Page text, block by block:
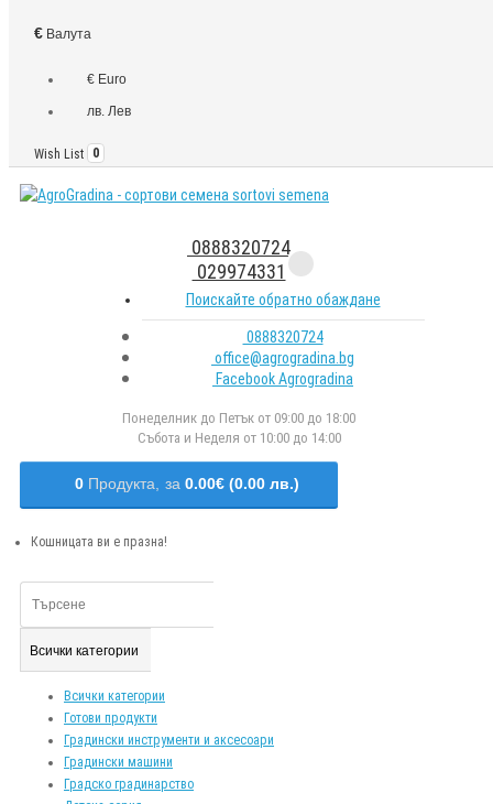
€ Валута
€ Euro
лв. Лев
Wish List 0
0888320724
029974331
Поискайте обратно обаждане
0888320724
office@agrogradina.bg
Facebook Agrogradina
Понеделник до Петък от 09:00 до 18:00
Събота и Неделя от 10:00 до 14:00
0 Продукта, за 0.00€ (0.00 лв.)
Кошницата ви е празна!
Всички категории
Всички категории
Готови продукти
Градински инструменти и аксесоари
Градински машини
Градско градинарство